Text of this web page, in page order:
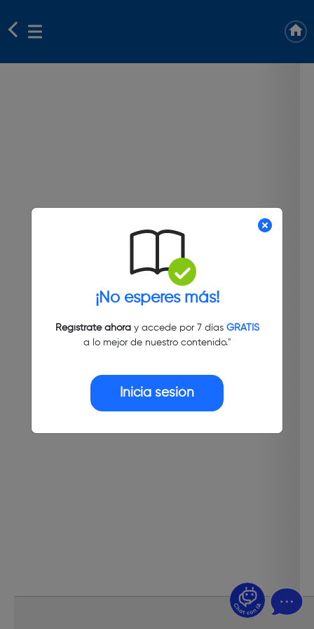
¡No esperes más!
Regístrate ahoray accede por 7 días GRATIS
a lo mejor de nuestro contenido."
Inicia sesión